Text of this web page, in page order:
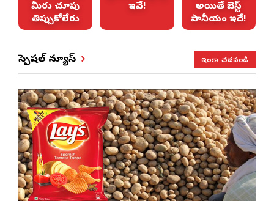
మీరు చూపు
తిప్పుకోలేరు
ఇవే!
అయితే బెస్ట్
పానీయం ఇదే!
స్పెషల్ న్యూస్ ఇంకా చదవండి